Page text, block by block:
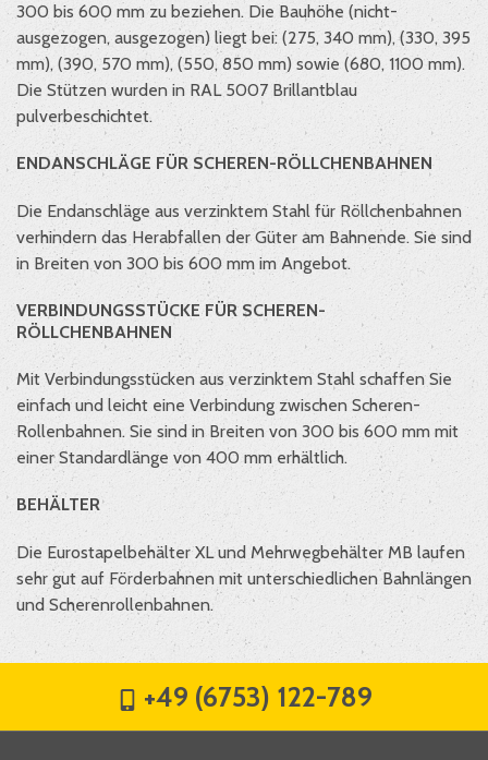
300 bis 600 mm zu beziehen. Die Bauhöhe (nicht-
ausgezogen, ausgezogen) liegt bei: (275, 340 mm), (330, 395
mm), (390, 570 mm), (550, 850 mm) sowie (680, 1100 mm).
Die Stützen wurden in RAL 5007 Brillantblau
pulverbeschichtet.
ENDANSCHLÄGE FÜR SCHEREN-RÖLLCHENBAHNEN
Die Endanschläge aus verzinktem Stahl für Röllchenbahnen
verhindern das Herabfallen der Güter am Bahnende. Sie sind
in Breiten von 300 bis 600 mm im Angebot.
VERBINDUNGSSTÜCKE FÜR SCHEREN-
RÖLLCHENBAHNEN
Mit Verbindungsstücken aus verzinktem Stahl schaffen Sie
einfach und leicht eine Verbindung zwischen Scheren-
Rollenbahnen. Sie sind in Breiten von 300 bis 600 mm mit
einer Standardlänge von 400 mm erhältlich.
BEHÄLTER
Die Eurostapelbehälter XL und Mehrwegbehälter MB laufen
sehr gut auf Förderbahnen mit unterschiedlichen Bahnlängen
und Scherenrollenbahnen.
+49 (6753) 122-789